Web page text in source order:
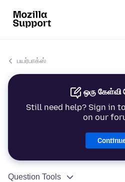
பயர்பாக்ஸ்
ஒரு கேள்வி
Still need help? Sign in
on our
Question Tools